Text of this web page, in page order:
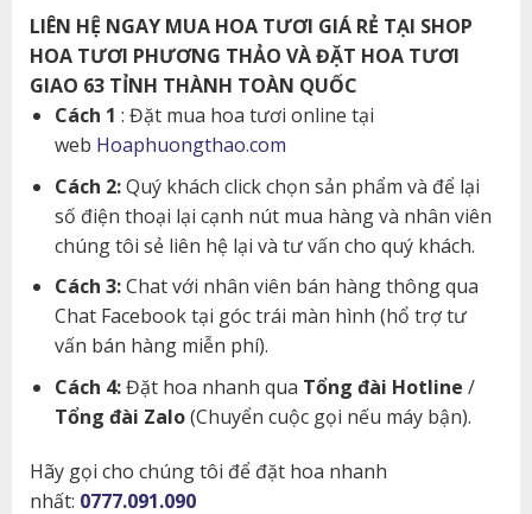
LIÊN HỆ NGAY MUA HOA TƯƠI GIÁ RẺ TẠI SHOP
HOA TƯƠI PHƯƠNG THẢO VÀ ĐẶT HOA TƯƠI
GIAO 63 TỈNH THÀNH TOÀN QUỐC
Cách 1 : Đặt mua hoa tươi online tại
web Hoaphuongthao.com
Cách 2:Quý khách click chọn sản phẩm và để lại
số điện thoại lại cạnh nút mua hàng và nhân viên
chúng tôi sẻ liên hệ lại và tư vấn cho quý khách.
Cách 3:Chat với nhân viên bán hàng thông qua
Chat Facebook tại góc trái màn hình (hổ trợ tư
vấn bán hàng miễn phí).
Cách 4:Đặt hoa nhanh qua Tổng đài Hotline /
Tổng đài Zalo(Chuyển cuộc gọi nếu máy bận).
Hãy gọi cho chúng tôi để đặt hoa nhanh
nhất: 0777.091.090